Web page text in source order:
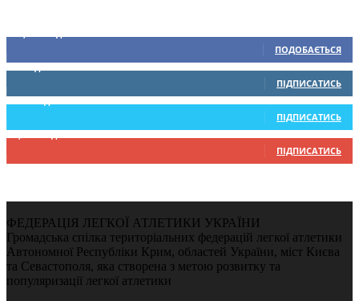
ПОДОБАЄТЬСЯ
0 Підписників
ПІДПИСАТИСЬ
234 Підписників
ПІДПИСАТИСЬ
9,370 Підписників
ПІДПИСАТИСЬ
ФЕДЕРАЦІЯ ЛЕГКОЇ АТЛЕТИКИ УКРАЇНИ
Громадська спілка територіальних федерацій легкої атлетики
Автономної Республіки Крим, областей України, міст Києва
та Севастополя, яка створена з метою розвитку та
популяризації легкої атлетики